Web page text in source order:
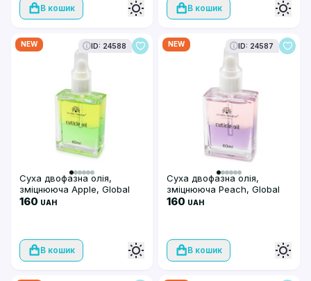
В кошик В кошик
NEW ID: 24588
Суха двофазна олія,
зміцнююча Apple, Global
Fashion, 60 мл
160 UAH
В кошик
NEW ID: 24587
Суха двофазна олія,
зміцнююча Peach, Global
Fashion, 60 мл
160 UAH
В кошик